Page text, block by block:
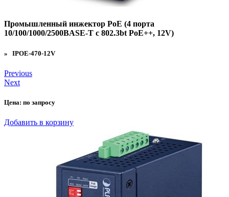
Промышленный инжектор PoE (4 порта
10/100/1000/2500BASE-T c 802.3bt PoE++, 12V)
» IPOE-470-12V
Previous
Next
Цена: по запросу
Добавить в корзину